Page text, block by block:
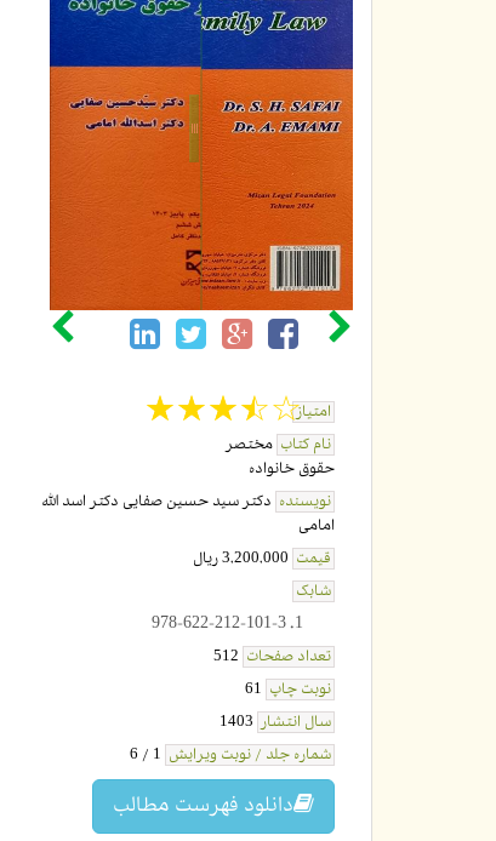
امتیاز ☆☆☆☆☆
★★★★★
نام کتاب مختصر
حقوق خانواده
نویسنده دکتر سید حسین صفایی دکتر اسد الله
امامی
قیمت 3,200,000 ریال
شابک
978-622-212-101-3
تعداد صفحات 512
نوبت چاپ 61
سال انتشار
1403
شماره جلد / نوبت ویرایش 1 / 6
دانلود فهرست مطالب